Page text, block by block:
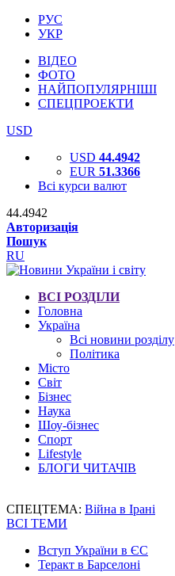
РУС
УКР
ВІДЕО
ФОТО
НАЙПОПУЛЯРНІШІ
СПЕЦПРОЕКТИ
USD
USD 44.4942
EUR 51.3366
Всі курси валют
44.4942
Авторизація
Пошук
RU
ВСІ РОЗДІЛИ
Головна
Україна
Всі новини розділу
Політика
Місто
Світ
Бізнес
Наука
Шоу-бізнес
Спорт
Lifestyle
БЛОГИ ЧИТАЧІВ
СПЕЦТЕМА: Війна в Ірані
ВСІ ТЕМИ
Вступ України в ЄС
Теракт в Барселоні